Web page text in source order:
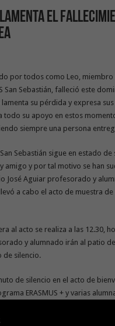
lamenta el
por todos como Leo,
San Sebastián, falleció este
su pérdida y expresa
su apoyo en estos
siempre una persona
Sebastián sigue en estado
amigo y por tal motivo se han
José Aguiar profesorado y
a cabo el acto de muestra
al acto se realiza a las 12.30,
y alumnado irán al patio
de silencio.
de silencio en el acto de
ERASMUS + y varias
como homenaje a nuestro